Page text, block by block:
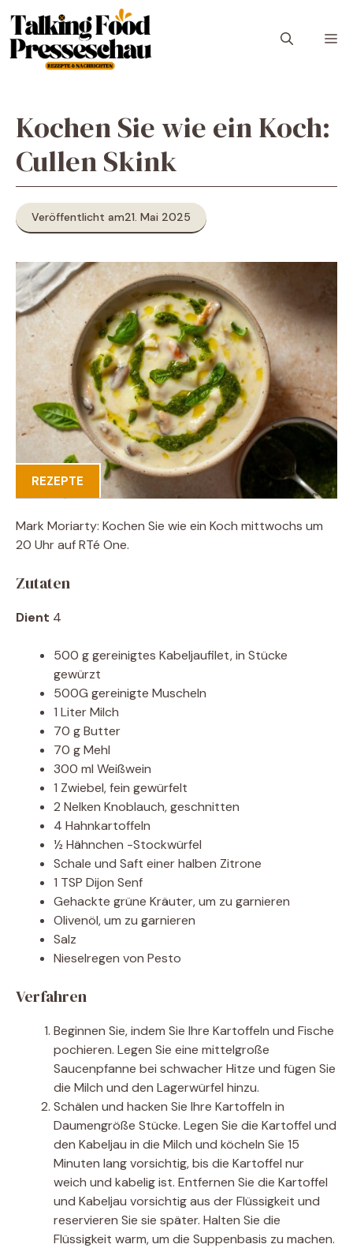
Inhalt
springen
Kochen Sie wie ein Koch:
Cullen Skink
Veröffentlicht am21. Mai 2025
REZEPTE
Mark Moriarty: Kochen Sie wie ein Koch mittwochs um
20 Uhr auf RTé One.
Zutaten
Dient 4
500 g gereinigtes Kabeljaufilet, in Stücke
gewürzt
500G gereinigte Muscheln
1 Liter Milch
70 g Butter
70 g Mehl
300 ml Weißwein
1 Zwiebel, fein gewürfelt
2 Nelken Knoblauch, geschnitten
4 Hahnkartoffeln
½ Hähnchen -Stockwürfel
Schale und Saft einer halben Zitrone
1 TSP Dijon Senf
Gehackte grüne Kräuter, um zu garnieren
Olivenöl, um zu garnieren
Salz
Nieselregen von Pesto
Verfahren
Beginnen Sie, indem Sie Ihre Kartoffeln und Fische
pochieren. Legen Sie eine mittelgroße
Saucenpfanne bei schwacher Hitze und fügen Sie
die Milch und den Lagerwürfel hinzu.
Schälen und hacken Sie Ihre Kartoffeln in
Daumengröße Stücke. Legen Sie die Kartoffel und
den Kabeljau in die Milch und köcheln Sie 15
Minuten lang vorsichtig, bis die Kartoffel nur
weich und kabelig ist. Entfernen Sie die Kartoffel
und Kabeljau vorsichtig aus der Flüssigkeit und
reservieren Sie sie später. Halten Sie die
Flüssigkeit warm, um die Suppenbasis zu machen.